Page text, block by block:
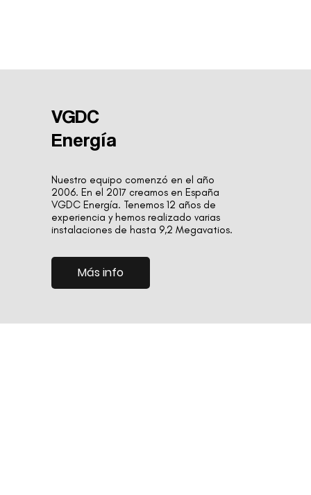
VGDC
Energía
Nuestro equipo comenzó en el año
2006. En el 2017 creamos en España
VGDC Energía. Tenemos 12 años de
experiencia y hemos realizado varias
instalaciones de hasta 9,2 Megavatios.
Más info